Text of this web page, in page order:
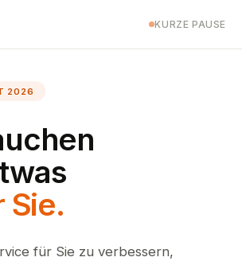
KURZE PAUSE
2026
Sie.
für Sie zu verbessern,